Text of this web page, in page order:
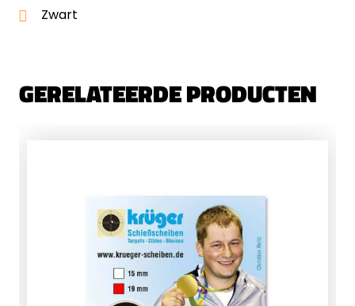
Zwart
GERELATEERDE PRODUCTEN